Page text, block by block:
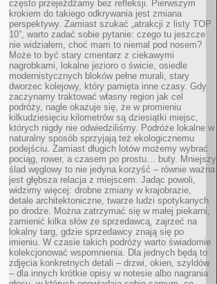
często przejeżdżamy bez refleksji. Pierwszym
krokiem do takiego odkrywania jest zmiana
perspektywy. Zamiast szukać „atrakcji z listy TOP
10”, warto zadać sobie pytanie: czego tu jeszcze
nie widziałem, choć mam to niemal pod nosem?
Może to być stary cmentarz z ciekawymi
nagrobkami, lokalne jezioro o świcie, osiedle
modernistycznych bloków pełne murali, stary
dworzec kolejowy, który pamięta inne czasy. Gdy
zaczynamy traktować własny region jak cel
podróży, nagle okazuje się, że w promieniu
kilkudziesięciu kilometrów są dziesiątki miejsc,
których nigdy nie odwiedziliśmy. Podróże lokalne w
naturalny sposób sprzyjają też ekologicznemu
podejściu. Zamiast długich lotów możemy wybrać
pociąg, rower, a czasem po prostu… buty. Mniejszy
ślad węglowy to nie jedyna korzyść – równie ważna
jest głębsza relacja z miejscem. Jadąc powoli,
widzimy więcej: drobne zmiany w krajobrazie,
detale architektoniczne, twarze ludzi spotykanych
po drodze. Można zatrzymać się w małej piekarni,
zamienić kilka słów ze sprzedawcą, zajrzeć na
lokalny targ, gdzie sprzedawcy znają się po
imieniu. W czasie takich podróży warto świadomie
kolekcjonować wspomnienia. Dla jednych będą to
zdjęcia konkretnych detali – drzwi, okien, szyldów
– dla innych krótkie opisy w notesie albo nagrania